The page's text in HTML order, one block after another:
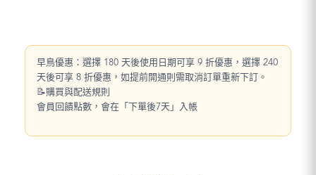
早鳥優惠：選擇 180 天後使用日期可享 9 折優惠，選擇 240
天後可享 8 折優惠，如提前開通則需取消訂單重新下訂。
📝購買與配送規則
會員回饋點數，會在「下單後7天」入帳